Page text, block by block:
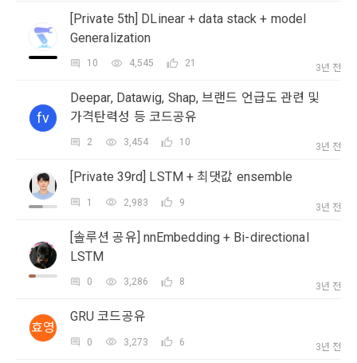
소셜 계정으로 로그인
구글 로그인
아직 데이콘 계정이 없나요?
로그인 하시려면 아래 이메일로 인증이 필요합니다. 이메일을 다
데이콘 회원가입을 환영합니다. 메일 인증은 데이콘 회원가입
차를 완료하여 주시기 바랍니다.
8. “교육”이라 함은 “회사”가  제공하는 교육컨텐츠를 포함한 온
라인/오프라인 교육서비스를 말한다.
9. "아이디"라 함은 회원의 식별과 회원의 서비스 이용을 위하여
10. "비밀번호"라 함은 "회사"의 서비스를 이용하려는 사람이 아
이디를 부여받은 자와 동일인임을 확인하고 "회원"의 권익을 보
호하기 위하여 "회원"이 선정한 문자와 숫자의 조합 또는 이와
한다.
본 약관은 온라인을 통하여 “회원”에게 공시함으로써 효력을 발
생한다.
1. "회사"는 이 약관의 내용과 상호, 영업소 소재지, 대표자의 성
명, 사업자등록번호, 연락처 등을 "회원"이 알 수 있도록 초기 화
면에 게시하거나 기타의 방법으로 "회원"에게 공지해야 한다.
2. "회사"는 약관의규제등에관한법률, 전기통신기본법, 전기통
1) 회원관리
회원제 서비스 이용에 따른 본인확인, 본인의 의사확인, 고객문
의에 대한 응답, 새로운 정보의 소개 및 고지사항 전달
2) 서비스 제공에 관한 계약 이행 및 서비스 제공에 따른 요금정
본인인증, 채용정보 매칭 및 컨텐츠 제공을 위한 개인식별, 회원
간의 상호 연락, 구매 및 요금 결제, 물품 및 증빙발송, 부정 이용
3) 서비스 개발 및 마케팅ㆍ광고 활용
맞춤 서비스 제공, 서비스 안내 및 이용권유, 서비스 개선 및 신
규 서비스 개발을 위한 통계 및 접속빈도 파악, 통계학적 특성에
따른 광고, 이벤트 정보 및 참여기회 제공
[Private 5th] DLinear + data stack + model
Generalization
10 4,545 21 3년 전
fv
Deepar, Datawig, Shap, 브랜드 언급도 관련 및
가격탄력성 등 코드공유
2 3,454 10 3년 전
[Private 39rd] LSTM + 최댓값 ensemble
1 2,983 9 3년 전
[솔루션 공유] nnEmbedding + Bi-directional
LSTM
0 3,286 8 3년 전
효영
GRU 코드공유
0 3,273 6 3년 전